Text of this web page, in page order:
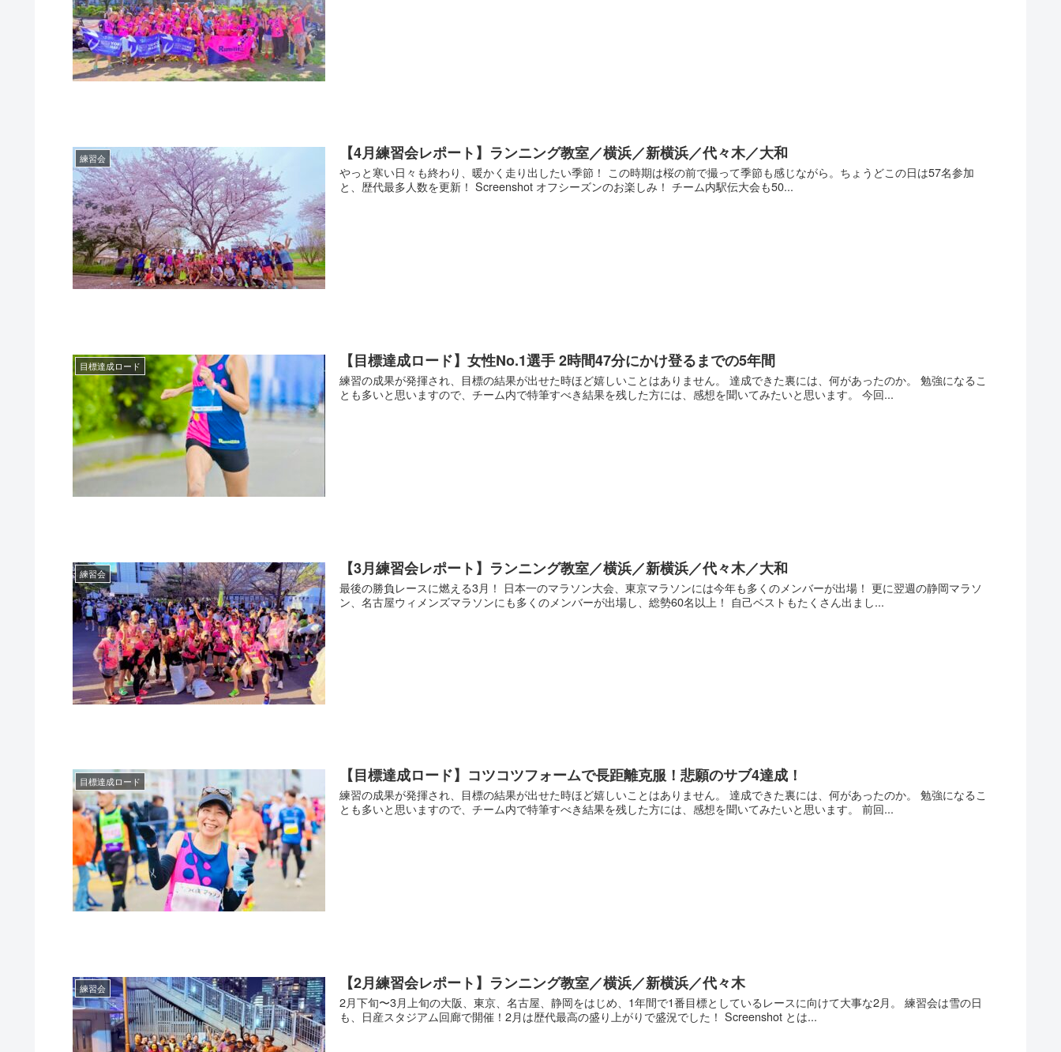
練習会 【4月練習会レポート】ランニング教室／横浜／新横浜／代々木／大和
やっと寒い日々も終わり、暖かく走り出したい季節！ この時期は桜の前で撮って季節も感じながら。ちょうどこの日は57名参加
と、歴代最多人数を更新！ Screenshot オフシーズンのお楽しみ！ チーム内駅伝大会も50...
目標達成ロード 【目標達成ロード】女性No.1選手 2時間47分にかけ登るまでの5年間
練習の成果が発揮され、目標の結果が出せた時ほど嬉しいことはありません。 達成できた裏には、何があったのか。 勉強になるこ
とも多いと思いますので、チーム内で特筆すべき結果を残した方には、感想を聞いてみたいと思います。 今回...
練習会 【3月練習会レポート】ランニング教室／横浜／新横浜／代々木／大和
最後の勝負レースに燃える3月！ 日本一のマラソン大会、東京マラソンには今年も多くのメンバーが出場！ 更に翌週の静岡マラソ
ン、名古屋ウィメンズマラソンにも多くのメンバーが出場し、総勢60名以上！ 自己ベストもたくさん出まし...
目標達成ロード 【目標達成ロード】コツコツフォームで長距離克服！悲願のサブ4達成！
練習の成果が発揮され、目標の結果が出せた時ほど嬉しいことはありません。 達成できた裏には、何があったのか。 勉強になるこ
とも多いと思いますので、チーム内で特筆すべき結果を残した方には、感想を聞いてみたいと思います。 前回...
練習会 【2月練習会レポート】ランニング教室／横浜／新横浜／代々木
2月下旬〜3月上旬の大阪、東京、名古屋、静岡をはじめ、1年間で1番目標としているレースに向けて大事な2月。 練習会は雪の日
も、日産スタジアム回廊で開催！2月は歴代最高の盛り上がりで盛況でした！ Screenshot とは...